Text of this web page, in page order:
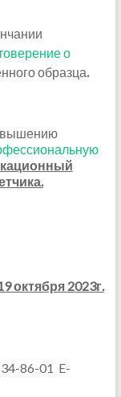
о
образца.
октября 2023г.
86-01 E-